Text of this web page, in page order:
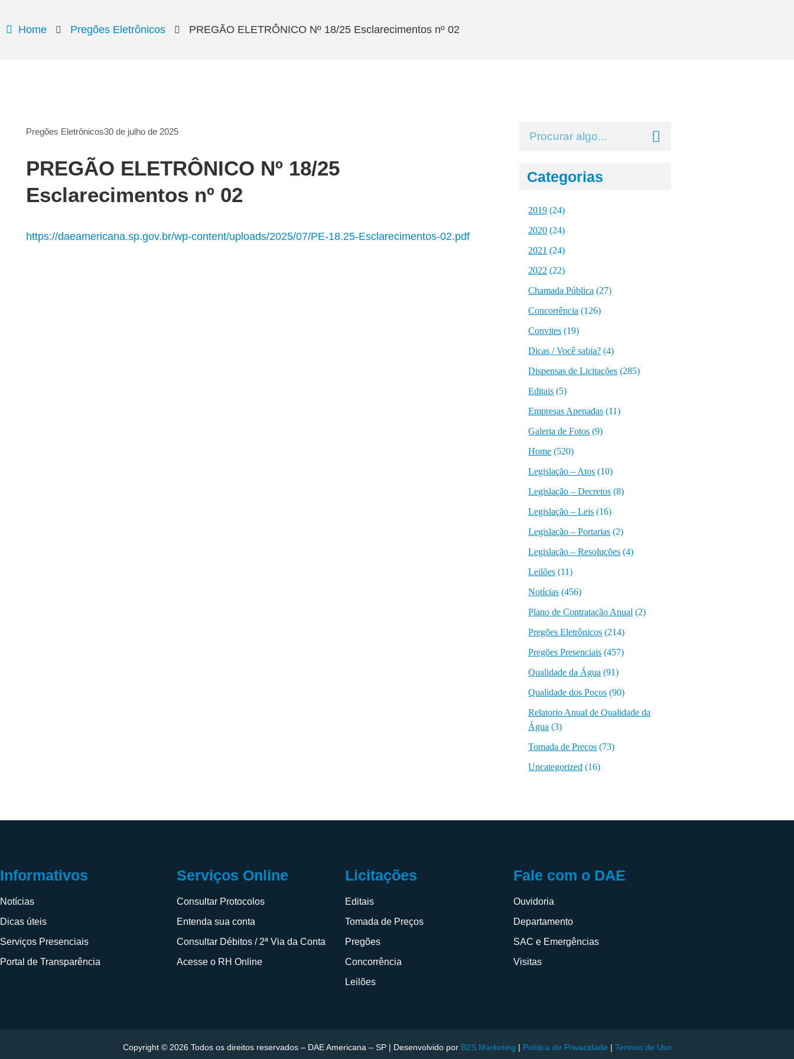
Home Pregões Eletrônicos PREGÃO ELETRÔNICO Nº 18/25 Esclarecimentos nº 02
Pregões Eletrônicos30 de julho de 2025
PREGÃO ELETRÔNICO Nº 18/25
Esclarecimentos nº 02
https://daeamericana.sp.gov.br/wp-content/uploads/2025/07/PE-18.25-Esclarecimentos-02.pdf
Categorias
2019 (24)
2020 (24)
2021 (24)
2022 (22)
Chamada Pública (27)
Concorrência (126)
Convites (19)
Dicas / Você sabia? (4)
Dispensas de Licitações (285)
Editais (5)
Empresas Apenadas (11)
Galeria de Fotos (9)
Home (520)
Legislação – Atos (10)
Legislação – Decretos (8)
Legislação – Leis (16)
Legislação – Portarias (2)
Legislação – Resoluções (4)
Leilões (11)
Notícias (456)
Plano de Contratação Anual (2)
Pregões Eletrônicos (214)
Pregões Presenciais (457)
Qualidade da Água (91)
Qualidade dos Poços (90)
Relatorio Anual de Qualidade da
Água (3)
Tomada de Preços (73)
Uncategorized (16)
Informativos
Notícias
Dicas úteis
Serviços Presenciais
Portal de Transparência
Serviços Online
Consultar Protocolos
Entenda sua conta
Consultar Débitos / 2ª Via da Conta
Acesse o RH Online
Licitações
Editais
Tomada de Preços
Pregões
Concorrência
Leilões
Fale com o DAE
Ouvidoria
Departamento
SAC e Emergências
Visitas
Copyright © 2026 Todos os direitos reservados – DAE Americana – SP | Desenvolvido por B2S Marketing | Política de Privacidade | Termos de Uso